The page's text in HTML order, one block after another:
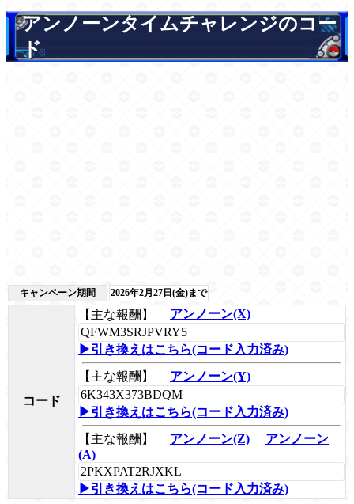
アンノーンタイムチャレンジのコー
ド
キャンペーン期間 2026年2月27日(金)まで
コード
【主な報酬】
アンノーン(X)
QFWM3SRJPVRY5
▶引き換えはこちら(コード入力済み)
【主な報酬】
アンノーン(Y)
6K343X373BDQM
▶引き換えはこちら(コード入力済み)
【主な報酬】
アンノーン(Z)
アンノーン
(A)
2PKXPAT2RJXKL
▶引き換えはこちら(コード入力済み)